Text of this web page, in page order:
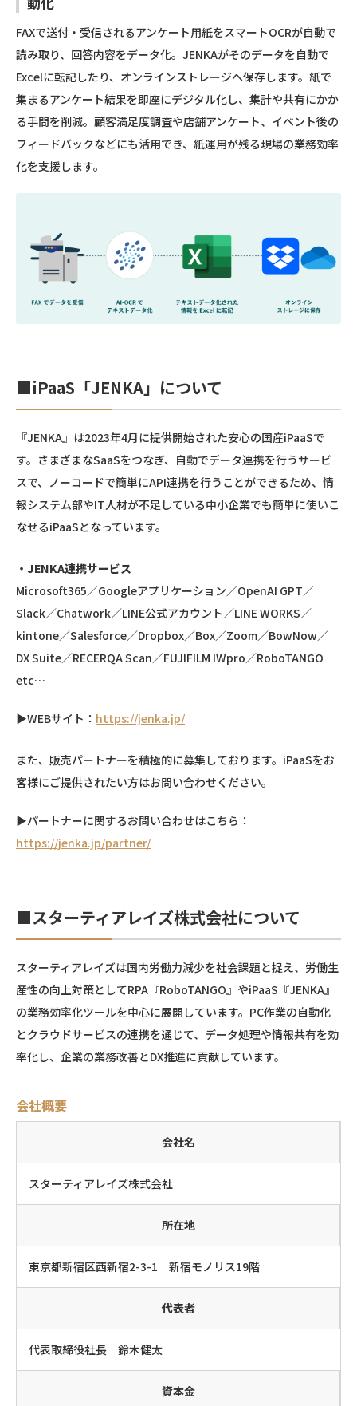
FAXで送付・受信されるアンケート用紙をスマートOCRが自動で
読み取り、回答内容をデータ化。JENKAがそのデータを自動で
Excelに転記したり、オンラインストレージへ保存します。紙で
集まるアンケート結果を即座にデジタル化し、集計や共有にかか
る手間を削減。顧客満足度調査や店舗アンケート、イベント後の
フィードバックなどにも活用でき、紙運用が残る現場の業務効率
化を支援します。
■iPaaS「JENKA」について
『JENKA』は2023年4月に提供開始された安心の国産iPaaSで
す。さまざまなSaaSをつなぎ、自動でデータ連携を行うサービ
スで、ノーコードで簡単にAPI連携を行うことができるため、情
報システム部やIT人材が不足している中小企業でも簡単に使いこ
なせるiPaaSとなっています。
・JENKA連携サービス
Microsoft365／Googleアプリケーション／OpenAI GPT／
Slack／Chatwork／LINE公式アカウント／LINE WORKS／
kintone／Salesforce／Dropbox／Box／Zoom／BowNow／
DX Suite／RECERQA Scan／FUJIFILM IWpro／RoboTANGO
etc…
▶WEBサイト： https://jenka.jp/
また、販売パートナーを積極的に募集しております。iPaaSをお
客様にご提供されたい方はお問い合わせください。
▶パートナーに関するお問い合わせはこちら：
https://jenka.jp/partner/
■スターティアレイズ株式会社について
スターティアレイズは国内労働力減少を社会課題と捉え、労働生
産性の向上対策としてRPA『RoboTANGO』やiPaaS『JENKA』
の業務効率化ツールを中心に展開しています。PC作業の自動化
とクラウドサービスの連携を通じて、データ処理や情報共有を効
率化し、企業の業務改善とDX推進に貢献しています。
会社概要
会社名
スターティアレイズ株式会社
所在地
東京都新宿区西新宿2-3-1 新宿モノリス19階
代表者
代表取締役社長 鈴木健太
資本金